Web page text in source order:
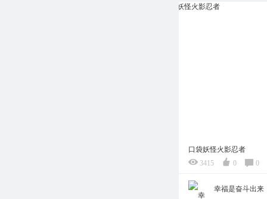
口袋妖怪火影忍者
3415
0 0
幸福是奋斗出来